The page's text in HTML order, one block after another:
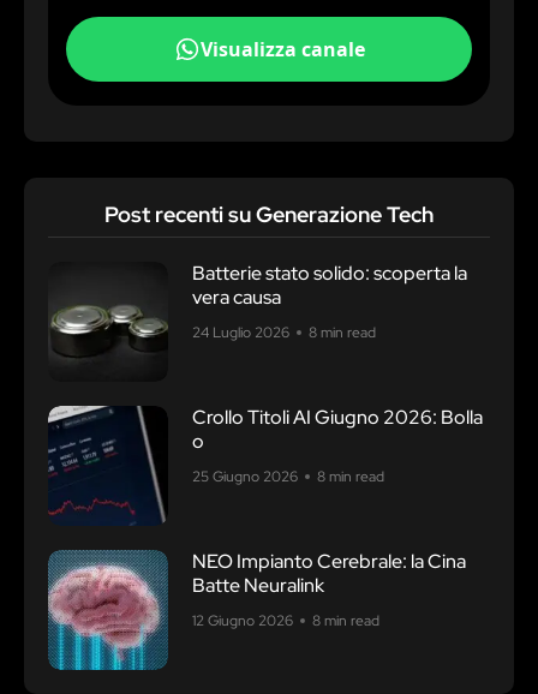
Visualizza canale
Post recenti su Generazione Tech
Batterie stato solido: scoperta la
vera causa
24 Luglio 2026 8 min read
Crollo Titoli AI Giugno 2026: Bolla
o
25 Giugno 2026 8 min read
NEO Impianto Cerebrale: la Cina
Batte Neuralink
12 Giugno 2026 8 min read